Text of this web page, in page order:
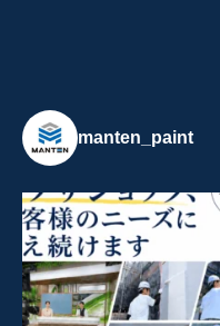
manten_paint